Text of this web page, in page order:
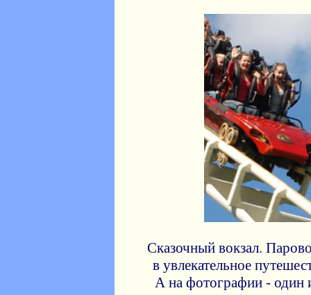
Сказочный вокзал.
в увлекательное
А на фотографии - один